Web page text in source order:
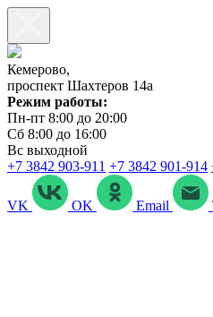
Кемерово,
проспект Шахтеров 14а
Режим работы:
Пн-пт 8:00 до 20:00
Сб 8:00 до 16:00
Вс выходной
+7 3842 903‑911 +7 3842 901‑914
VK OK Email